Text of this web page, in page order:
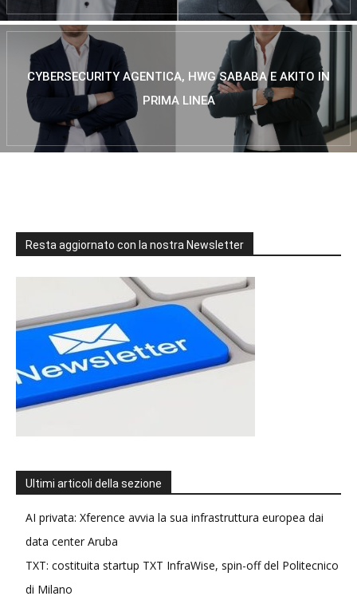
CYBERSECURITY AGENTICA, HWG SABABA E AKITO IN
PRIMA LINEA
Resta aggiornato con la nostra Newsletter
Ultimi articoli della sezione
AI privata: Xference avvia la sua infrastruttura europea dai
data center Aruba
TXT: costituita startup TXT InfraWise, spin-off del Politecnico
di Milano